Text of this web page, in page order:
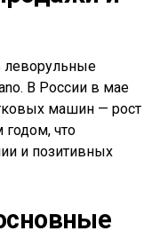
леворульные
В России в мае
машин — рост
что
и позитивных